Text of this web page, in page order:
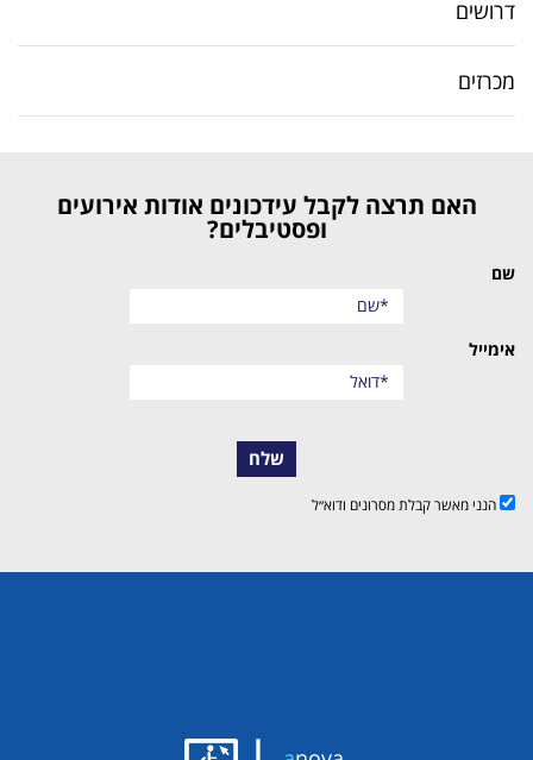
דרושים
מכרזים
האם תרצה לקבל עידכונים אודות אירועים
ופסטיבלים?
שם
אימייל
שלח
הנני מאשר קבלת מסרונים ודוא״ל